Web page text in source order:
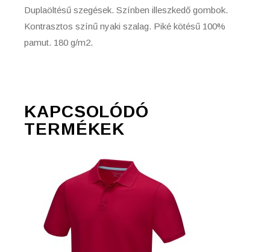
Duplaöltésű szegések. Színben illeszkedő gombok.
Kontrasztos színű nyaki szalag. Piké kötésű 100%
pamut. 180 g/m2.
KAPCSOLÓDÓ
TERMÉKEK